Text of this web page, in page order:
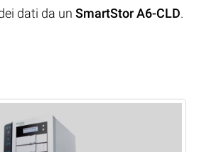
dati da un SmartStor A6-CLD.